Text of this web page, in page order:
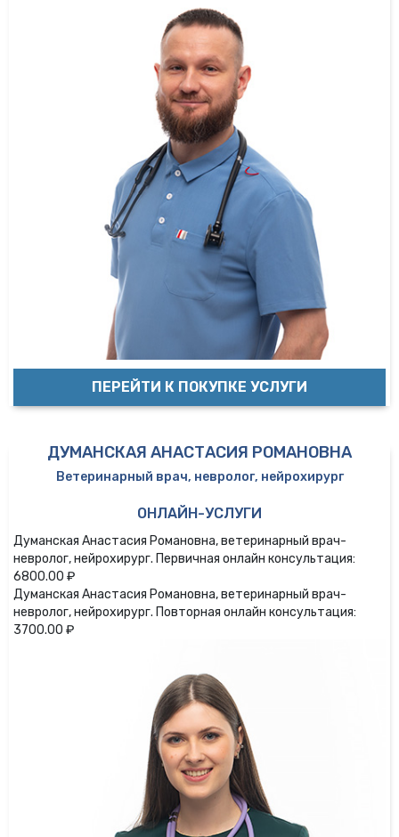
ПЕРЕЙТИ К ПОКУПКЕ УСЛУГИ
ДУМАНСКАЯ АНАСТАСИЯ РОМАНОВНА
Ветеринарный врач, невролог, нейрохирург
ОНЛАЙН-УСЛУГИ
Думанская Анастасия Романовна, ветеринарный врач-
невролог, нейрохирург. Первичная онлайн консультация:
6800.00 ₽
Думанская Анастасия Романовна, ветеринарный врач-
невролог, нейрохирург. Повторная онлайн консультация:
3700.00 ₽